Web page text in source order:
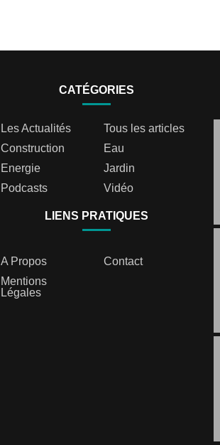
CATÉGORIES
Les Actualités
Tous les articles
Construction
Eau
Energie
Jardin
Podcasts
Vidéo
LIENS PRATIQUES
A Propos
Contact
Mentions
Légales